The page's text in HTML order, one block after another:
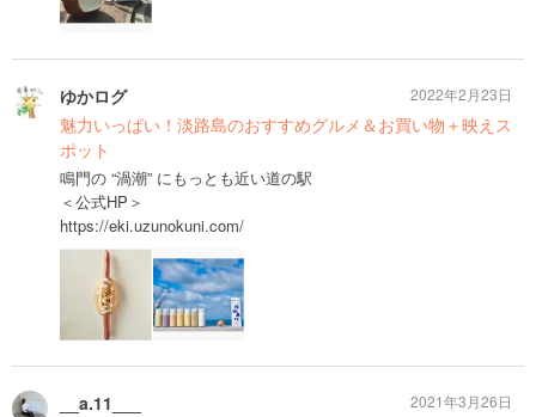
ゆかログ
魅力いっぱい！淡路島のおすすめグルメ＆お買い物＋映えス
ポット
鳴門の “渦潮” にもっとも近い道の駅
＜公式HP＞
https://eki.uzunokuni.com/
2022年2月23日
__a.11___
2021年3月26日